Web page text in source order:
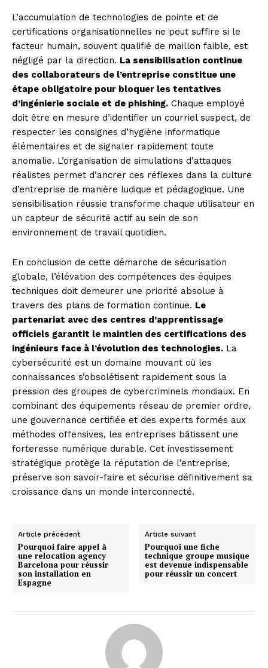
L’accumulation de technologies de pointe et de
certifications organisationnelles ne peut suffire si le
facteur humain, souvent qualifié de maillon faible, est
négligé par la direction. La sensibilisation continue
des collaborateurs de l’entreprise constitue une
étape obligatoire pour bloquer les tentatives
d’ingénierie sociale et de phishing. Chaque employé
doit être en mesure d’identifier un courriel suspect, de
respecter les consignes d’hygiène informatique
élémentaires et de signaler rapidement toute
anomalie. L’organisation de simulations d’attaques
réalistes permet d’ancrer ces réflexes dans la culture
d’entreprise de manière ludique et pédagogique. Une
sensibilisation réussie transforme chaque utilisateur en
un capteur de sécurité actif au sein de son
environnement de travail quotidien.
En conclusion de cette démarche de sécurisation
globale, l’élévation des compétences des équipes
techniques doit demeurer une priorité absolue à
travers des plans de formation continue. Le
partenariat avec des centres d’apprentissage
officiels garantit le maintien des certifications des
ingénieurs face à l’évolution des technologies. La
cybersécurité est un domaine mouvant où les
connaissances s’obsolétisent rapidement sous la
pression des groupes de cybercriminels mondiaux. En
combinant des équipements réseau de premier ordre,
une gouvernance certifiée et des experts formés aux
méthodes offensives, les entreprises bâtissent une
forteresse numérique durable. Cet investissement
stratégique protège la réputation de l’entreprise,
préserve son savoir-faire et sécurise définitivement sa
croissance dans un monde interconnecté.
Article précédent
Pourquoi faire appel à
une relocation agency
Barcelona pour réussir
son installation en
Espagne
Article suivant
Pourquoi une fiche
technique groupe musique
est devenue indispensable
pour réussir un concert